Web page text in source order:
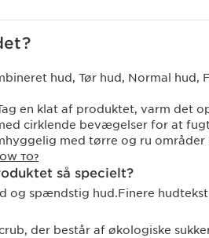
hud, Tør hud, Normal hud,
en klat af produktet, varm det
cirklende bevægelser for at
med tørre og ru områder
TO?
så specielt?
og spændstig hud.Finere
der består af økologiske